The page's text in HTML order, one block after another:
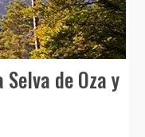
de Oza y